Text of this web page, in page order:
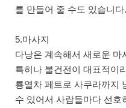
를 만들어 줄 수도 있습니다.
5.마사지
다낭은 계속해서 새로운 마
특히나 불건전이 대표적이
룡열차 페트로 사쿠라까지
수 있어서 사람들마다 선호